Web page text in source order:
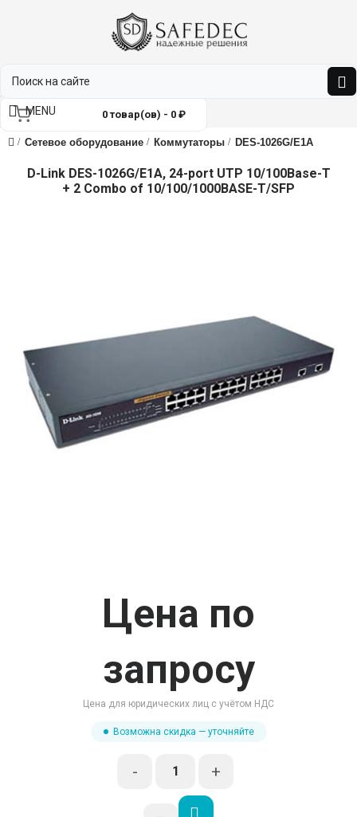
0 товар(ов) - 0 ₽
MENU
Сетевое оборудование Коммутаторы DES-1026G/E1A
D-Link DES-1026G/E1A, 24-port UTP 10/100Base-T
+ 2 Combo of 10/100/1000BASE-T/SFP
Цена по
запросу
Цена для юридических лиц с учётом НДС
Возможна скидка — уточняйте
- +